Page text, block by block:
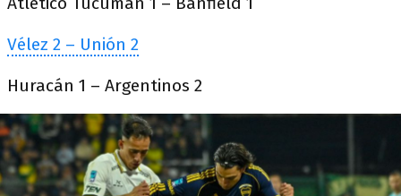
Vélez 2 – Unión 2
Huracán 1 – Argentinos 2